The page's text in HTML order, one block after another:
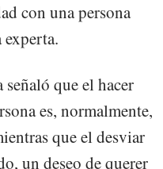
con una persona
experta.
que el hacer
es, normalmente,
que el desviar
un deseo de querer